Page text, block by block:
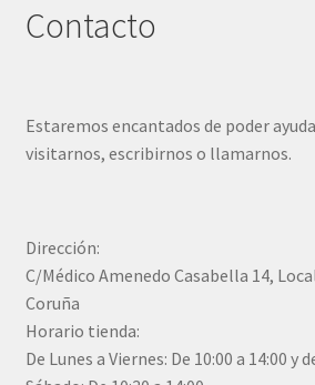
Contacto
Estaremos encantados de poder
visitarnos, escribirnos o llamarnos.
Dirección:
C/Médico Amenedo Casabella 14,
Coruña
Horario tienda:
De Lunes a Viernes: De 10:00 a 14:00 y